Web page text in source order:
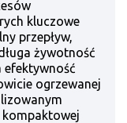
kluczowe
przepływ,
żywotność
efektywność
ogrzewanej
kompaktowej